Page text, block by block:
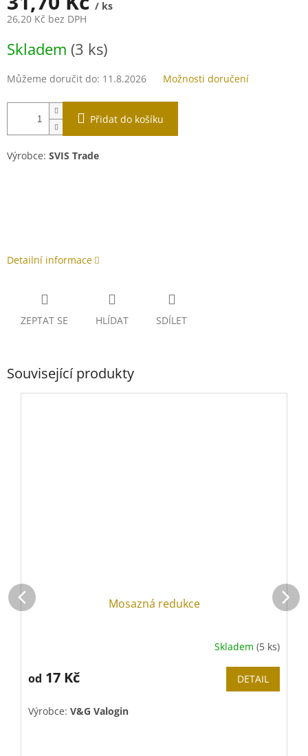
/ ks
26,20 Kč bez DPH
cena:
Skladem (3 ks)
Můžeme doručit do: 11.8.2026 Možnosti doručení
Přidat do košíku
Výrobce: SVIS Trade
Detailní informace
ZEPTAT SE HLÍDAT SDÍLET
Související produkty
Mosazná redukce
Skladem (5 ks)
od 17 Kč DETAIL
Výrobce: V&G Valogin